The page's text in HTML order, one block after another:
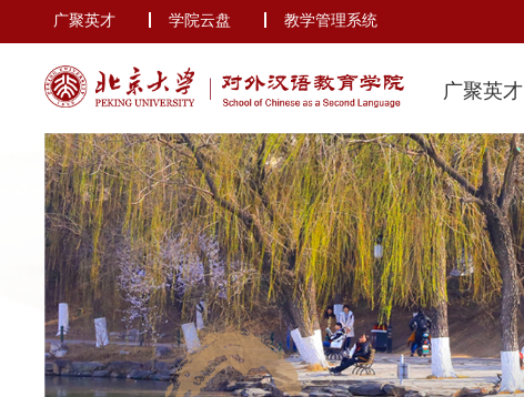
广聚英才 学院云盘 教学管理系统
广聚英才